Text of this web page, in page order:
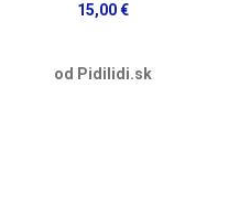
15,00 €
od Pidilidi.sk